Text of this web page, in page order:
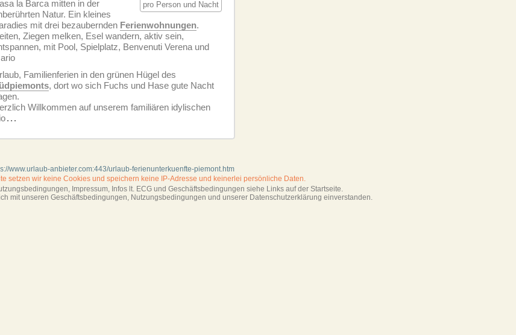
pro Person und Nacht
la Barca mitten in der
Natur. Ein kleines
mit drei bezaubernden Ferien­wohnungen.
Ziegen melken, Esel wandern, aktiv sein,
mit Pool, Spielplatz, Benvenuti Verena und
Familienferien in den grünen Hügel des
, dort wo sich Fuchs und Hase gute Nacht
Willkommen auf unserem familiären idylischen
...
www.urlaub-anbieter.com:443/urlaub-ferienunterkuenfte-piemont.htm
setzen wir keine Cookies und speichern keine IP-Adresse und keinerlei persönliche Daten.
Impressum, Infos lt. ECG und Geschäftsbedingungen siehe Links auf der Startseite.
mit unseren Geschäftsbedin­gungen, Nutzungsbedingungen und unserer Datenschutzerklärung einverstanden.